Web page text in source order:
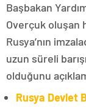
Başbakan
Overçuk oluşan
Rusya’nın
uzun süreli
olduğunu
Rusya Devlet